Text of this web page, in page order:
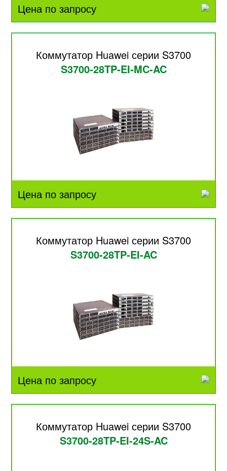
Цена по запросу
Коммутатор Huawei серии S3700
S3700-28TP-EI-MC-AC
Цена по запросу
Коммутатор Huawei серии S3700
S3700-28TP-EI-AC
Цена по запросу
Коммутатор Huawei серии S3700
S3700-28TP-EI-24S-AC